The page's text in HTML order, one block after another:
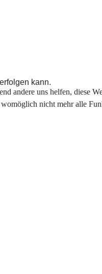
kann.
andere uns helfen, diese
nicht mehr alle